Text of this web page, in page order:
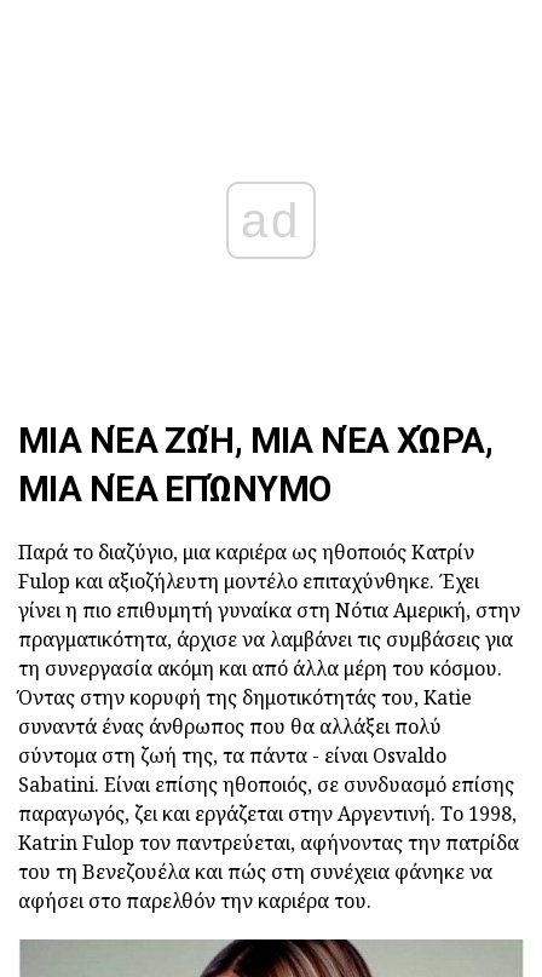
ad
ΜΙΑ ΝΈΑ ΖΩΉ, ΜΙΑ ΝΈΑ ΧΏΡΑ,
ΜΙΑ ΝΈΑ ΕΠΏΝΥΜΟ
Παρά το διαζύγιο, μια καριέρα ως ηθοποιός Κατρίν
Fulop και αξιοζήλευτη μοντέλο επιταχύνθηκε. Έχει
γίνει η πιο επιθυμητή γυναίκα στη Νότια Αμερική, στην
πραγματικότητα, άρχισε να λαμβάνει τις συμβάσεις για
τη συνεργασία ακόμη και από άλλα μέρη του κόσμου.
Όντας στην κορυφή της δημοτικότητάς του, Katie
συναντά ένας άνθρωπος που θα αλλάξει πολύ
σύντομα στη ζωή της, τα πάντα - είναι Osvaldo
Sabatini. Είναι επίσης ηθοποιός, σε συνδυασμό επίσης
παραγωγός, ζει και εργάζεται στην Αργεντινή. Το 1998,
Katrin Fulop τον παντρεύεται, αφήνοντας την πατρίδα
του τη Βενεζουέλα και πώς στη συνέχεια φάνηκε να
αφήσει στο παρελθόν την καριέρα του.